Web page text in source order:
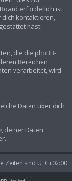
erforderlich ist.
kontaktieren,
hast.
die die phpBB-
Bereichen
verarbeitet, wird
Daten über dich
deiner Daten
Zeiten sind UTC+02:00